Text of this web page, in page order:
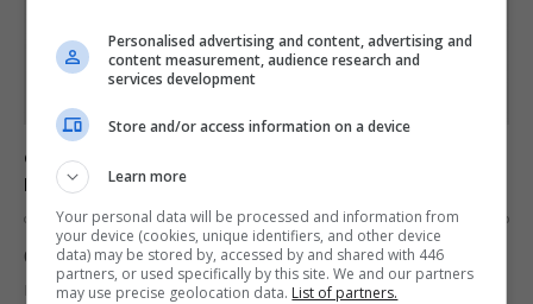
CEO da Take-Two aposta no sucesso do Nintendo
NX
OS 26 DE JULY DE 2016 0
O CEO da Take-Two Interactive, Strauss Zelnick, é
mais um executivo que manifesta ter uma boa
Personalised advertising and content, advertising and
content measurement, audience research and
services development
Store and/or access information on a device
Learn more
Your personal data will be processed and information from
your device (cookies, unique identifiers, and other device
data) may be stored by, accessed by and shared with 446
partners, or used specifically by this site. We and our partners
may use precise geolocation data. List of partners.